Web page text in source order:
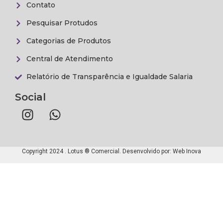
Contato
Pesquisar Protudos
Categorias de Produtos
Central de Atendimento
Relatório de Transparência e Igualdade Salaria
Social
Copyright 2024 . Lotus ® Comercial. Desenvolvido por: Web Inova